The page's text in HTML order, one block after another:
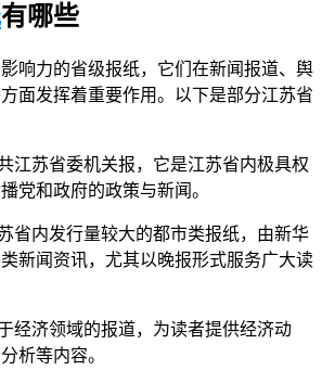
有哪些
响力的省级报纸，它们在新闻报道、舆
面发挥着重要作用。以下是部分江苏省
江苏省委机关报，它是江苏省内极具权
党和政府的政策与新闻。
省内发行量较大的都市类报纸，由新华
新闻资讯，尤其以晚报形式服务广大读
经济领域的报道，为读者提供经济动
析等内容。